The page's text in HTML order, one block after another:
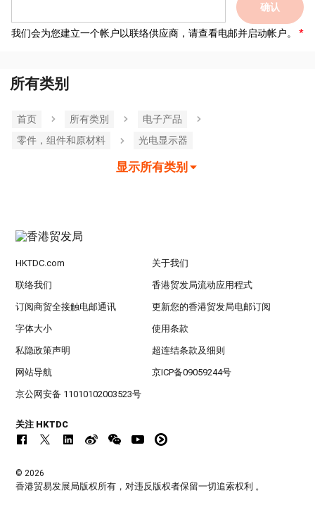
确认
我们会为您建立一个帐户以联络供应商，请查看电邮并启动帐户。
所有类别
首页 所有类別
电子产品
零件，组件和原材料
光电显示器
显示所有类别
HKTDC.com 关于我们
联络我们 香港贸发局流动应用程式
订阅商贸全接触电邮通讯 更新您的香港贸发局电邮订阅
字体大小 使用条款
私隐政策声明 超连结条款及细则
网站导航 京ICP备09059244号
京公网安备 11010102003523号
关注 HKTDC
© 2026
香港贸易发展局版权所有，对违反版权者保留一切追索权利 。